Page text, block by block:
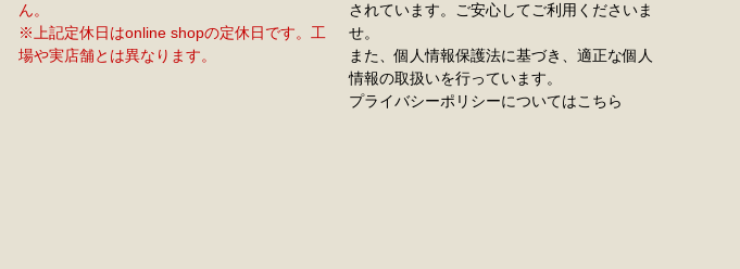
ん。
※上記定休日はonline shopの定休日です。工
場や実店舗とは異なります。
されています。ご安心してご利用くださいま
せ。
また、個人情報保護法に基づき、適正な個人
情報の取扱いを行っています。
プライバシーポリシーについてはこちら